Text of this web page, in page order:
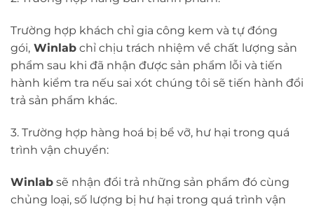
Trường hợp khách chỉ gia công kem và tự đóng
gói, Winlab chỉ chịu trách nhiệm về chất lượng sản
phẩm sau khi đã nhận được sản phẩm lỗi và tiến
hành kiểm tra nếu sai xót chúng tôi sẽ tiến hành đổi
trả sản phẩm khác.
3. Trường hợp hàng hoá bị bể vỡ, hư hại trong quá
trình vận chuyển:
Winlab sẽ nhận đổi trả những sản phẩm đó cùng
chủng loại, số lượng bị hư hại trong quá trình vận